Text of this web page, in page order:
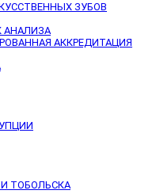
ЗУБОВ
АНАЛИЗА
АККРЕДИТАЦИЯ
ТОБОЛЬСКА